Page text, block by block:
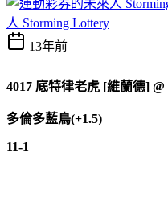
人 Storming Lottery
13年前
4017 底特律老虎 [維蘭德] @
多倫多藍鳥(+1.5)
11-1